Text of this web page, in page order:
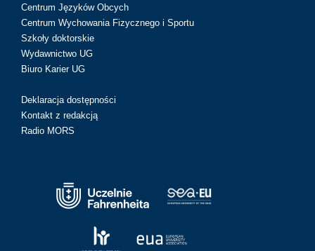
Centrum Języków Obcych
Centrum Wychowania Fizycznego i Sportu
Szkoły doktorskie
Wydawnictwo UG
Biuro Karier UG
Deklaracja dostępności
Kontakt z redakcją
Radio MORS